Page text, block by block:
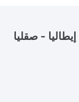
إيطاليا - صقليا